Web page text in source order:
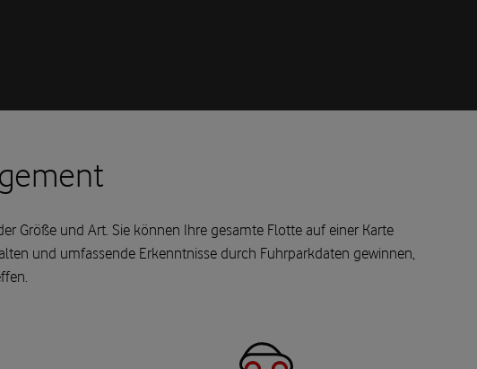
Größe und Art. Sie können Ihre gesamte Flotte auf einer Karte
und umfassende Erkenntnisse durch Fuhrparkdaten gewinnen,